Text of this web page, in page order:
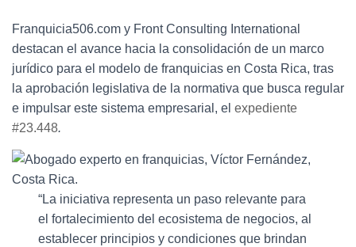
Franquicia506.com y Front Consulting International
destacan el avance hacia la consolidación de un marco
jurídico para el modelo de franquicias en Costa Rica, tras
la aprobación legislativa de la normativa que busca regular
e impulsar este sistema empresarial, el expediente
#23.448.
“La iniciativa representa un paso relevante para
el fortalecimiento del ecosistema de negocios, al
establecer principios y condiciones que brindan